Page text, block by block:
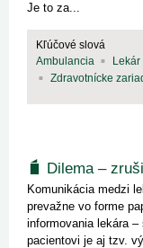
Je to za...
Kľúčové slová
Ambulancia
Lekár
Zdravotnícke
Dilema –
Komunikácia medzi
prevažne vo forme
informovania lekára
pacientovi je aj tzv.